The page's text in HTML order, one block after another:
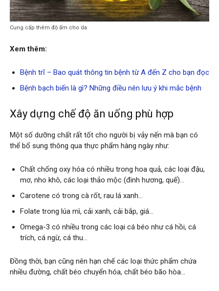
Cung cấp thêm độ ẩm cho da
Xem thêm:
Bệnh trĩ – Bao quát thông tin bệnh từ A đến Z cho bạn đọc
Bệnh bạch biến là gì? Những điều nên lưu ý khi mắc bệnh
Xây dựng chế độ ăn uống phù hợp
Một số dưỡng chất rất tốt cho người bị vảy nến mà bạn có
thể bổ sung thông qua thực phẩm hàng ngày như:
Chất chống oxy hóa có nhiều trong hoa quả, các loại đậu,
mơ, nho khô, các loại thảo mộc (đinh hương, quế)…
Carotene có trong cà rốt, rau lá xanh…
Folate trong lúa mì, cải xanh, cải bắp, giá…
Omega-3 có nhiều trong các loại cá béo như cá hồi, cá
trích, cá ngừ, cá thu…
Đồng thời, bạn cũng nên hạn chế các loại thức phẩm chứa
nhiều đường, chất béo chuyển hóa, chất béo bão hòa…